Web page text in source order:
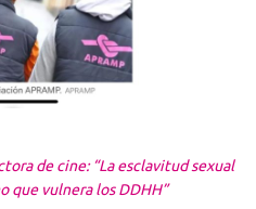
de cine: “La esclavitud sexual
que vulnera los DDHH”